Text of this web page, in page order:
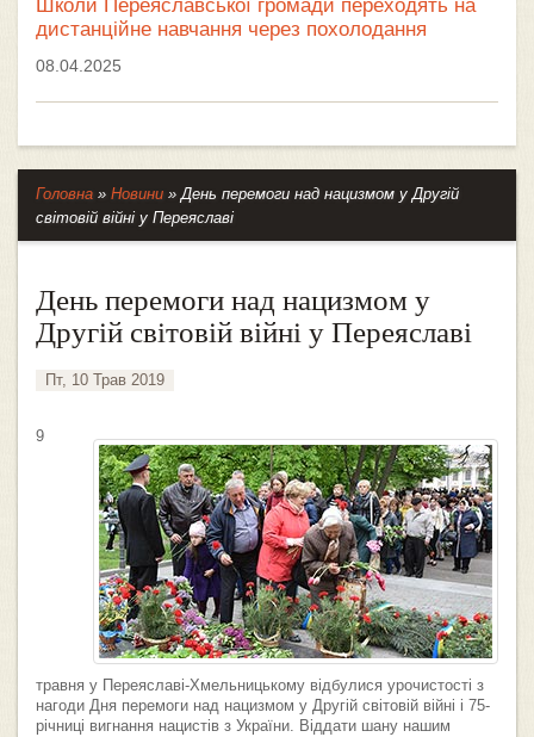
Школи Переяславської громади переходять на
дистанційне навчання через похолодання
08.04.2025
Головна » Новини »День перемоги над нацизмом у Другій
світовій війні у Переяславі
День перемоги над нацизмом у
Другій світовій війні у Переяславі
Пт, 10 Трав 2019
9
травня у Переяславі-Хмельницькому відбулися урочистості з
нагоди Дня перемоги над нацизмом у Другій світовій війні і 75-
річниці вигнання нацистів з України. Віддати шану нашим